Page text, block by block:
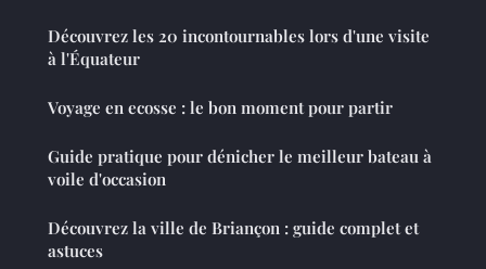
Découvrez les 20 incontournables lors d'une visite
à l'Équateur
Voyage en ecosse : le bon moment pour partir
Guide pratique pour dénicher le meilleur bateau à
voile d'occasion
Découvrez la ville de Briançon : guide complet et
astuces